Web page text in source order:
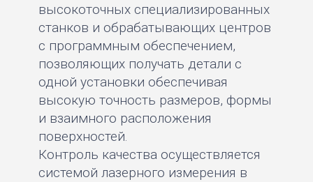
высокоточных специализированных
станков и обрабатывающих центров
с программным обеспечением,
позволяющих получать детали с
одной установки обеспечивая
высокую точность размеров, формы
и взаимного расположения
поверхностей.
Контроль качества осуществляется
системой лазерного измерения в